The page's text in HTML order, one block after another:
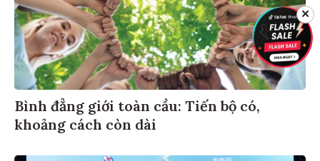
Bình đẳng giới toàn cầu: Tiến bộ có,
khoảng cách còn dài
✕